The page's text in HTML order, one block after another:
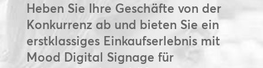
Heben Sie Ihre Geschäfte von der
Konkurrenz ab und bieten Sie ein
erstklassiges Einkaufserlebnis mit
Mood Digital Signage für